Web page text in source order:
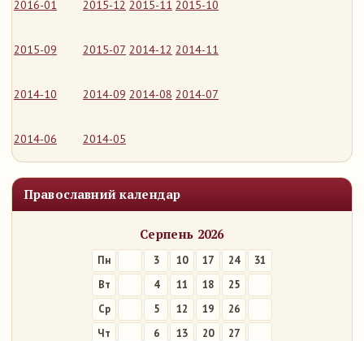
2016-01 2015-12 2015-11 2015-10
2015-09 2015-07 2014-12 2014-11
2014-10 2014-09 2014-08 2014-07
2014-06 2014-05
Православний календар
Серпень 2026
Пн 3 10 17 24
31
Вт
4 11 18
25
Ср
5 12 19
26
Чт
6 13 20
27